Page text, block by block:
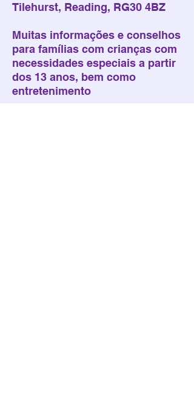
Tilehurst, Reading, RG30 4BZ
Muitas informações e conselhos
para famílias com crianças com
necessidades especiais a partir
dos 13 anos, bem como
entretenimento